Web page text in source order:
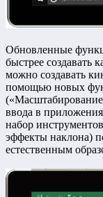
Обновленные
быстрее создавать
можно создавать
помощью новых
ввода в
набор
эффекты наклона)
естественным